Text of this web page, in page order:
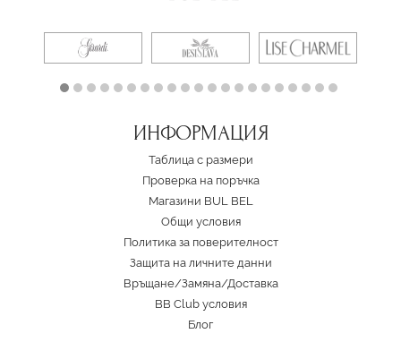
ИНФОРМАЦИЯ
Таблица с размери
Проверка на поръчка
Магазини BUL BEL
Oбщи условия
Политика за поверителност
Защита на личните данни
Връщане/Замяна/Доставка
BB Club условия
Блог